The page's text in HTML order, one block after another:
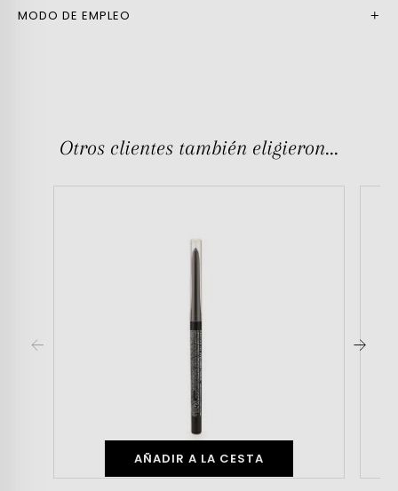
MODO DE EMPLEO
Otros clientes también eligieron...
AÑADIR A LA CESTA